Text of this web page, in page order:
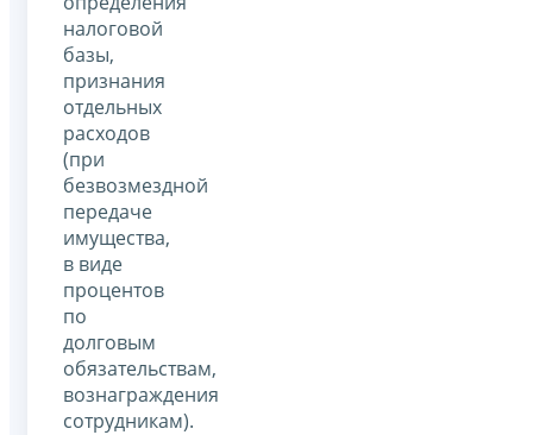
налоговой
базы,
признания
отдельных
расходов
(при
безвозмездной
передаче
имущества,
в виде
процентов
по
долговым
обязательствам,
вознаграждения
сотрудникам).